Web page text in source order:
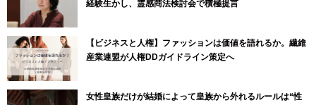
経験生かし、霊感商法検討会で積極提言
【ビジネスと人権】ファッションは価値を語れるか。繊維
産業連盟が人権DDガイドライン策定へ
女性皇族だけが結婚によって皇族から外れるルールは“性